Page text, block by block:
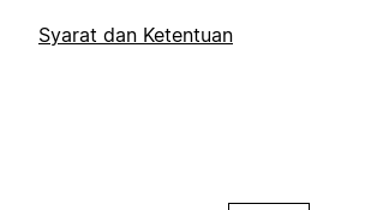
Syarat dan Ketentuan